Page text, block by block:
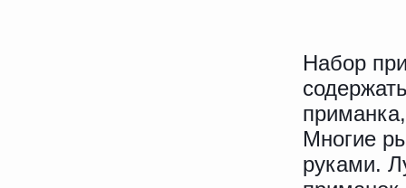
Набор
Многие
руками.